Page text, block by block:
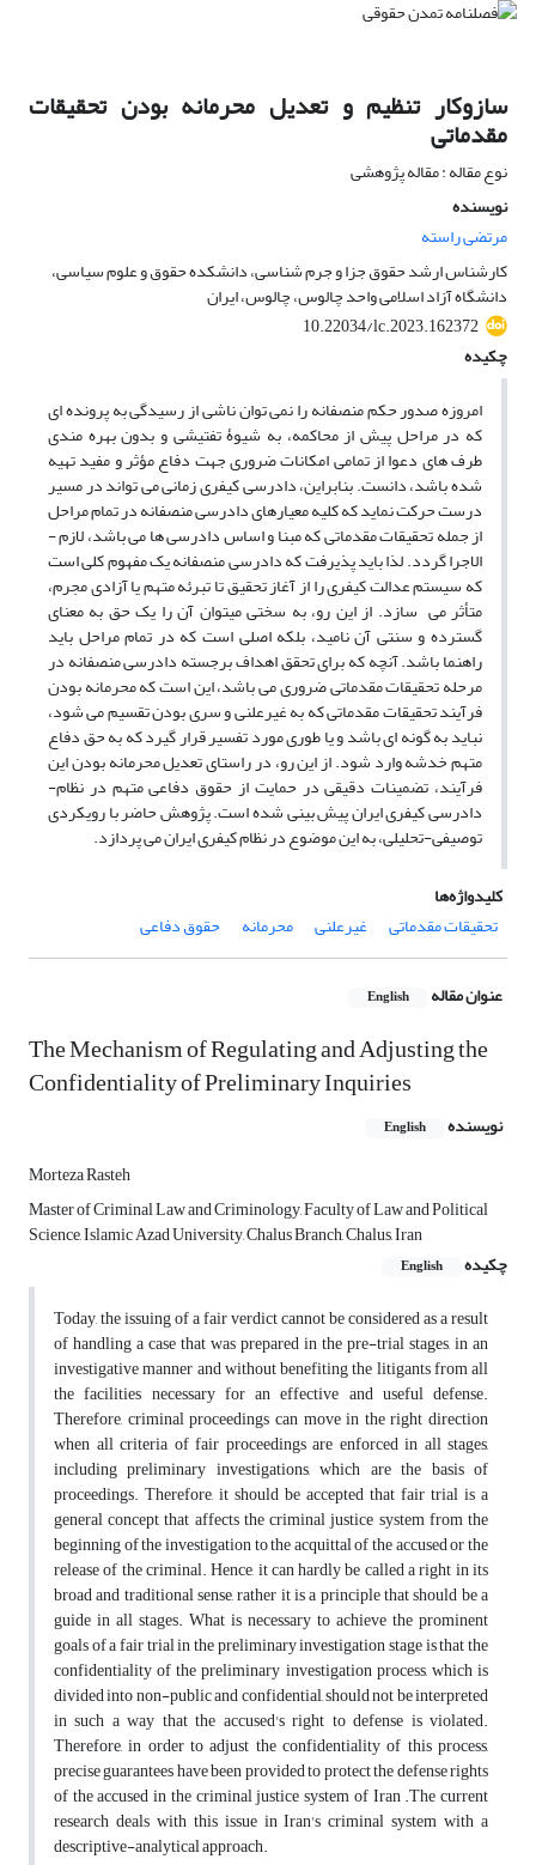
سازوکار تنظیم و تعدیل محرمانه بودن تحقیقات
مقدماتی
نوع مقاله : مقاله پژوهشی
نویسنده
مرتضی راسته
کارشناس ارشد حقوق جزا و جرم شناسی، دانشکده حقوق و علوم سیاسی،
دانشگاه آزاد اسلامی واحد چالوس، چالوس، ایران
10.22034/lc.2023.162372
چکیده
امروزه صدور حکم منصفانه را نمی ­توان ناشی از رسیدگی به پرونده ­ای
که در مراحل پیش از محاکمه، به شیوۀ تفتیشی و بدون بهره ­مندی
طرف­ های دعوا از تمامی امکانات ضروری جهت دفاع مؤثر و مفید تهیه
شده باشد، دانست. بنابراین، دادرسی کیفری زمانی می ­تواند در مسیر
درست حرکت نماید که کلیه معیارهای دادرسی منصفانه در تمام مراحل
از جمله تحقیقات مقدماتی که مبنا و اساس دادرسی ­ها می ­باشد، لازم ­
الاجرا گردد. لذا باید پذیرفت که دادرسی منصفانه یک مفهوم کلی است
که سیستم عدالت کیفری را از آغاز تحقیق تا تبرئه متهم یا آزادی مجرم،
متأثر می­ سازد. از این­ رو، به سختی می­توان آن­ را یک حق به معنای
گسترده و سنتی آن نامید، بلکه اصلی است که در تمام مراحل باید
راهنما باشد. آنچه که برای تحقق اهداف برجسته دادرسی منصفانه در
مرحله تحقیقات مقدماتی ضروری می­ باشد، این است که محرمانه بودن
فرآیند تحقیقات مقدماتی که به غیرعلنی و سری بودن تقسیم می­ شود،
نباید به گونه­ ای باشد و یا طوری مورد تفسیر قرار گیرد که به حق دفاع
متهم خدشه وارد شود. از این­ رو، در راستای تعدیل محرمانه بودن این
فرآیند، تضمینات دقیقى در حمایت از حقوق دفاعى متهم در نظام­
دادرسى کیفرى ایران پیش ­بینى شده است. پژوهش حاضر با رویکردی
توصیفی-تحلیلی، به این موضوع در نظام کیفری ایران می ­پردازد.
کلیدواژه‌ها
تحقیقات مقدماتی
غیرعلنی محرمانه حقوق دفاعی
عنوان مقاله English
The Mechanism of Regulating and Adjusting the
Confidentiality of Preliminary Inquiries
نویسنده English
Morteza Rasteh
Master of Criminal Law and Criminology, Faculty of Law and Political
Science, Islamic Azad University, Chalus Branch, Chalus, Iran
چکیده
English
Today, the issuing of a fair verdict cannot be considered as a result
of handling a case that was prepared in the pre-trial stages, in an
investigative manner and without benefiting the litigants from all
the facilities necessary for an effective and useful defense.
Therefore, criminal proceedings can move in the right direction
when all criteria of fair proceedings are enforced in all stages,
including preliminary investigations, which are the basis of
proceedings. Therefore, it should be accepted that fair trial is a
general concept that affects the criminal justice system from the
beginning of the investigation to the acquittal of the accused or the
release of the criminal. Hence, it can hardly be called a right in its
broad and traditional sense, rather it is a principle that should be a
guide in all stages. What is necessary to achieve the prominent
goals of a fair trial in the preliminary investigation stage is that the
confidentiality of the preliminary investigation process, which is
divided into non-public and confidential, should not be interpreted
in such a way that the accused's right to defense is violated.
Therefore, in order to adjust the confidentiality of this process,
precise guarantees have been provided to protect the defense rights
of the accused in the criminal justice system of Iran .The current
research deals with this issue in Iran's criminal system with a
descriptive-analytical approach.